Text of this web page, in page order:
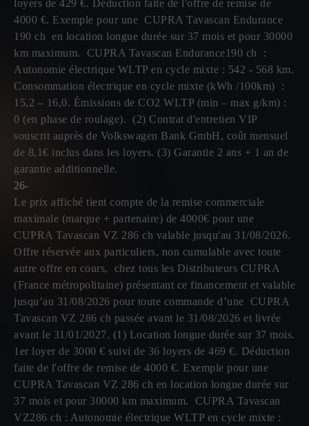
loyers de 429 €. Déduction faite de l'offre de remise de
4000 €. Exemple pour une CUPRA Tavascan Endurance
190 ch en location longue durée sur 37 mois et pour 30000
km maximum. CUPRA Tavascan Endurance190 ch :
Autonomie électrique WLTP en cycle mixte : 542 - 568 km.
Consommation électrique en cycle mixte (kWh /100km) :
15,2 – 16,0. Émissions de CO2 WLTP (min – max g/km) :
0 (en phase de roulage). (2) Contrat d'entretien VIP
souscrit auprès de Volkswagen Bank GmbH, coût mensuel
de 8,1€ inclus dans les loyers. (3) Garantie 2 ans + 1 an de
garantie additionnelle.
26-
Le prix affiché tient compte de la remise commerciale
maximale (marque + partenaire) de 4000€ pour une
CUPRA Tavascan VZ 286 ch valable jusqu'au 31/08/2026.
Offre réservée aux particuliers, non cumulable avec toute
autre offre en cours, chez tous les Distributeurs CUPRA
(France métropolitaine) présentant ce financement et valable
jusqu’au 31/08/2026 pour toute commande d’une CUPRA
Tavascan VZ 286 ch passée avant le 31/08/2026 et livrée
avant le 31/01/2027. (1) Location longue durée sur 37 mois.
1er loyer de 3000 € suivi de 36 loyers de 469 €. Déduction
faite de l'offre de remise de 4000 €. Exemple pour une
CUPRA Tavascan VZ 286 ch en location longue durée sur
37 mois et pour 30000 km maximum. CUPRA Tavascan
VZ286 ch : Autonomie électrique WLTP en cycle mixte :